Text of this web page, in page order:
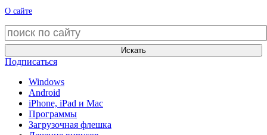
О сайте
Искать
Подписаться
Windows
Android
iPhone, iPad и Mac
Программы
Загрузочная флешка